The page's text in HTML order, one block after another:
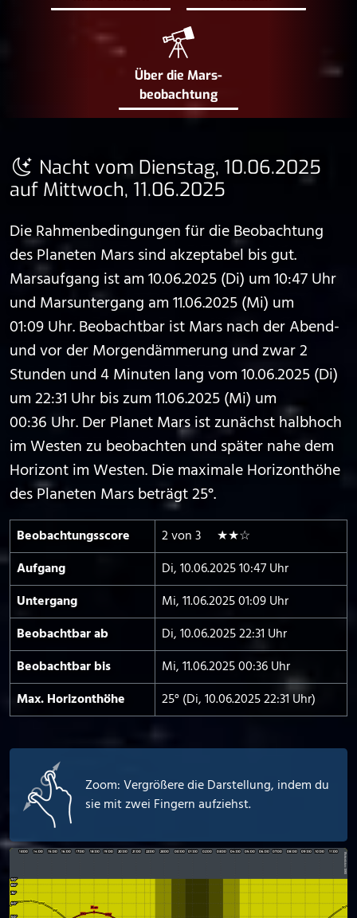
Über die Mars­
beobachtung
Nacht vom Dienstag, 10.06.2025
auf Mittwoch, 11.06.2025
Die Rahmenbedingungen für die Beobachtung
des Planeten Mars sind akzeptabel bis gut.
Marsaufgang ist am 10.06.2025 (Di) um 10:47 Uhr
und Marsuntergang am 11.06.2025 (Mi) um
01:09 Uhr. Beobachtbar ist Mars nach der Abend-
und vor der Morgendämmerung und zwar 2
Stunden und 4 Minuten lang vom 10.06.2025 (Di)
um 22:31 Uhr bis zum 11.06.2025 (Mi) um
00:36 Uhr. Der Planet Mars ist zunächst halbhoch
im Westen zu beobachten und später nahe dem
Horizont im Westen. Die maximale Horizonthöhe
des Planeten Mars beträgt 25°.
Beobachtungs­score
2 von 3 ★★☆
Aufgang
Di, 10.06.2025 10:47 Uhr
Untergang
Mi, 11.06.2025 01:09 Uhr
Beobachtbar ab
Di, 10.06.2025 22:31 Uhr
Beobachtbar bis
Mi, 11.06.2025 00:36 Uhr
Max. Horizont­höhe
25° (Di, 10.06.2025 22:31 Uhr)
Zoom: Vergrößere die Darstellung, indem du
sie mit zwei Fingern aufziehst.